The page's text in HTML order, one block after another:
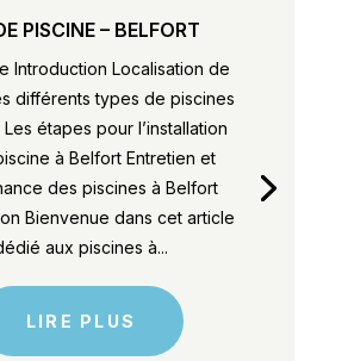
PISCINE – BELFORT
Introduction Localisation de
différents types de piscines
étapes pour l’installation
à Belfort Entretien et
des piscines à Belfort
Bienvenue dans cet article
aux piscines à...
LIRE PLUS